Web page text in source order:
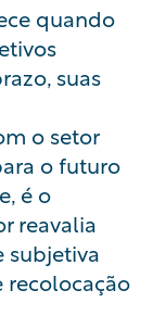
quando
suas
o setor
o futuro
é o
reavalia
subjetiva
recolocação